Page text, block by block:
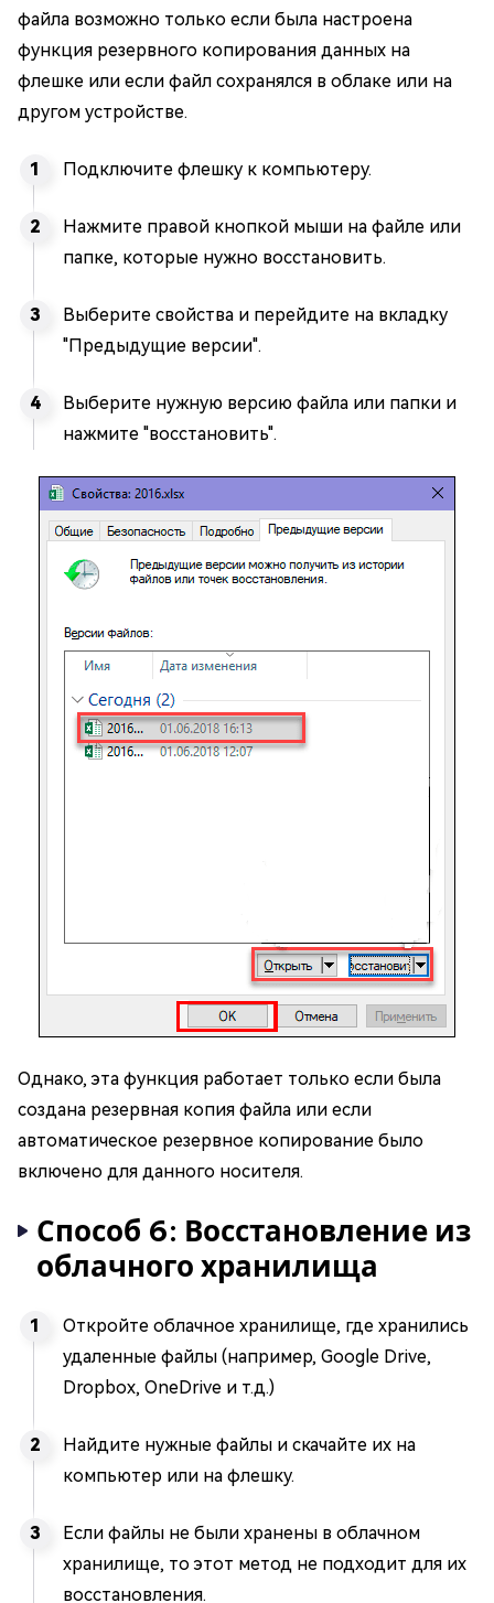
файла возможно только если была настроена
функция резервного копирования данных на
флешке или если файл сохранялся в облаке или на
другом устройстве.
Подключите флешку к компьютеру.
Нажмите правой кнопкой мыши на файле или
папке, которые нужно восстановить.
Выберите свойства и перейдите на вкладку
"Предыдущие версии".
Выберите нужную версию файла или папки и
нажмите "восстановить".
Однако, эта функция работает только если была
создана резервная копия файла или если
автоматическое резервное копирование было
включено для данного носителя.
Способ 6: Восстановление из
облачного хранилища
Откройте облачное хранилище, где хранились
удаленные файлы (например, Google Drive,
Dropbox, OneDrive и т.д.)
Найдите нужные файлы и скачайте их на
компьютер или на флешку.
Если файлы не были хранены в облачном
хранилище, то этот метод не подходит для их
восстановления.